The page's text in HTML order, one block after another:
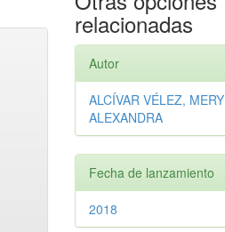
relacionadas
Autor
ALCÍVAR VÉLEZ, MERY
ALEXANDRA
Fecha de lanzamiento
2018